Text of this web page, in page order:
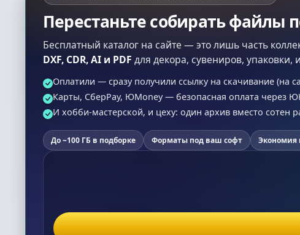
Перестаньте собирать файлы
Бесплатный каталог на сайте — это лишь часть
DXF, CDR, AI и PDF для декора, сувениров, упаковки,
Оплатили — сразу получили ссылку на скачивание (на
Карты, СберPay, ЮMoney — безопасная оплата через
И хобби-мастерской, и цеху: один архив вместо сотен
До ~100 ГБ в подборке Форматы под ваш софт Экономия